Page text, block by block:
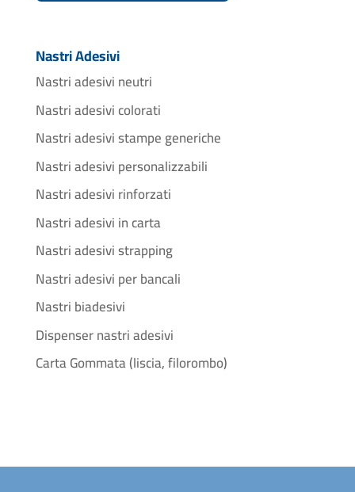
Nastri Adesivi
Nastri adesivi neutri
Nastri adesivi colorati
Nastri adesivi stampe generiche
Nastri adesivi personalizzabili
Nastri adesivi rinforzati
Nastri adesivi in carta
Nastri adesivi strapping
Nastri adesivi per bancali
Nastri biadesivi
Dispenser nastri adesivi
Carta Gommata (liscia, filorombo)